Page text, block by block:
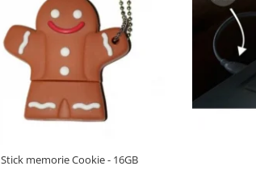
Stick memorie Cookie - 16GB